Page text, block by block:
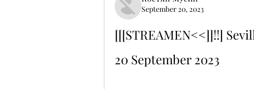
September 20, 2023
[[[STREAMEN<<]]!!]
20 September 2023